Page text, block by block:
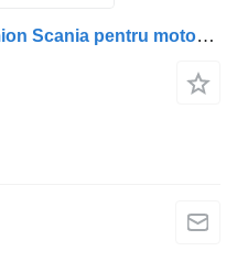
Culasse Chiuloasă pour camion Scania pentru motor diesel, compatibilă cu diverse modele (coduri: 1846123, 1909203, 1750995, 2062690, 2037442, 2037441, 2057412, 2081239, 2609859, 570997, 570123, 574374)